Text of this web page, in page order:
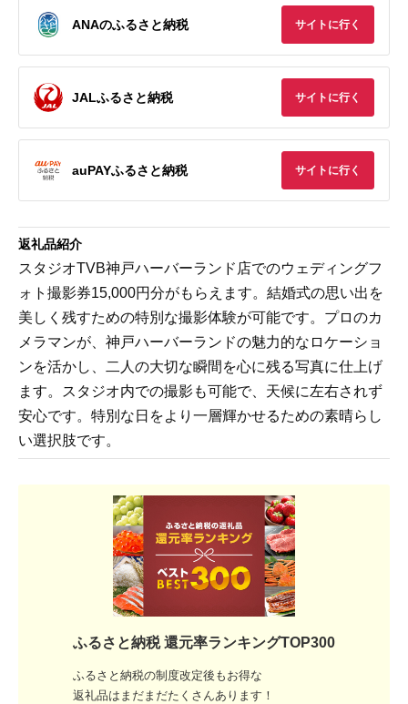
ANAのふるさと納税 サイトに行く
JALふるさと納税 サイトに行く
auPAYふるさと納税 サイトに行く
返礼品紹介
スタジオTVB神戸ハーバーランド店でのウェディングフ
ォト撮影券15,000円分がもらえます。結婚式の思い出を
美しく残すための特別な撮影体験が可能です。プロのカ
メラマンが、神戸ハーバーランドの魅力的なロケーショ
ンを活かし、二人の大切な瞬間を心に残る写真に仕上げ
ます。スタジオ内での撮影も可能で、天候に左右されず
安心です。特別な日をより一層輝かせるための素晴らし
い選択肢です。
ふるさと納税 還元率ランキングTOP300
ふるさと納税の制度改定後もお得な
返礼品はまだまだたくさんあります！